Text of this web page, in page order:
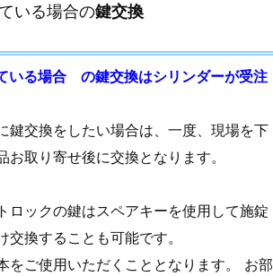
いる場合の鍵交換
る場合 の鍵交換はシリンダーが受注
鍵交換をしたい場合は、一度、現場を下
お取り寄せ後に交換となります。
ロックの鍵はスペアキーを使用して施錠
換することも可能です。
をご使用いただくこととなります。 お部